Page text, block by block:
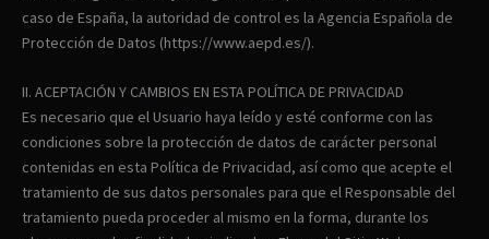
caso de España, la autoridad de control es la Agencia Española de
Protección de Datos (https://www.aepd.es/).
II. ACEPTACIÓN Y CAMBIOS EN ESTA POLÍTICA DE PRIVACIDAD
Es necesario que el Usuario haya leído y esté conforme con las
condiciones sobre la protección de datos de carácter personal
contenidas en esta Política de Privacidad, así como que acepte el
tratamiento de sus datos personales para que el Responsable del
tratamiento pueda proceder al mismo en la forma, durante los